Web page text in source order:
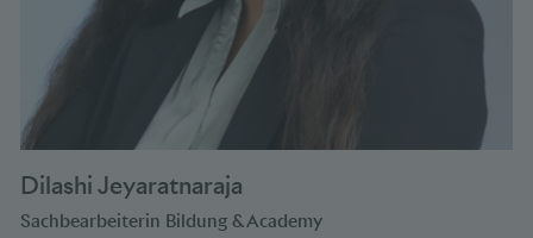
Dilashi Jeyaratnaraja
Sachbearbeiterin Bildung & Academy